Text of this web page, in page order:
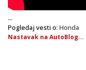
...
Pogledaj vesti o: Honda
Nastavak na AutoBlog...